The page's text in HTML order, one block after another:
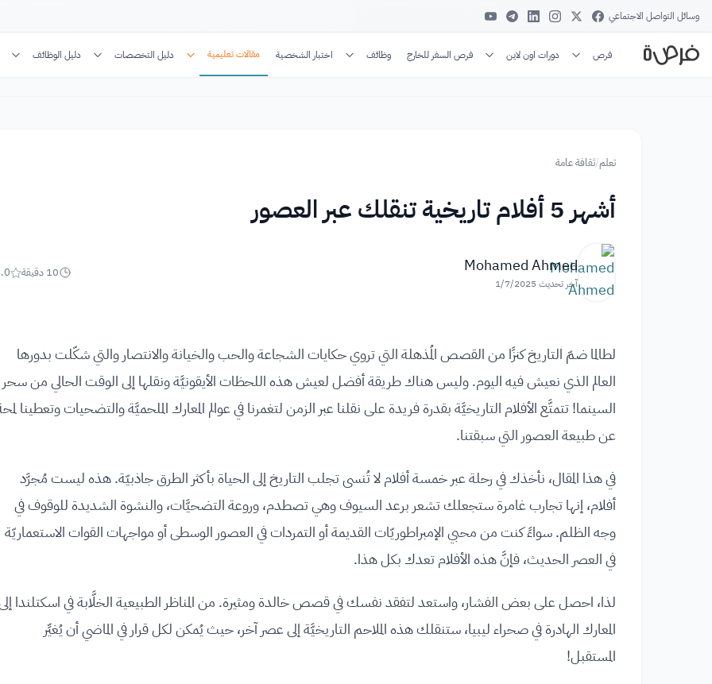
وسائل التواصل الاجتماعي
فرص دورات اون لاين فرص السفر للخارج وظائف اختبار الشخصية مقالات تعليمية دليل التخصصات دليل الوظائف
تعلم/ثقافة عامة
أشهر 5 أفلام تاريخية تنقلك عبر العصور
Mohamed Ahmed
آخر تحديث 1/7/2025
10 دقيقة
لطالما ضمّ التاريخ كنزًا من القصص المُذهلة التي تروي حكايات الشجاعة والحب والخيانة والانتصار والتي شكّلت بدورها
العالم الذي نعيش فيه اليوم. وليس هناك طريقة أفضل لعيش هذه اللحظات الأيقونيَّة ونقلها إلى الوقت الحالي من سحر
السينما! تتمتَّع الأفلام التاريخيَّة بقدرة فريدة على نقلنا عبر الزمن لتغمرنا في عوالم المعارك الملحميَّة والتضحيات وتعطينا
عن طبيعة العصور التي سبقتنا.
في هذا المقال، نأخذك في رحلة عبر خمسة أفلام لا تُنسى تجلب التاريخ إلى الحياة بأكثر الطرق جاذبيّة. هذه ليست مُجرَّد
أفلام، إنها تجارب غامرة ستجعلك تشعر برعد السيوف وهي تصطدم، وروعة التضحيَّات، والنشوة الشديدة للوقوف في
وجه الظلم. سواءً كنت من محبي الإمبراطوريّات القديمة أو التمردات في العصور الوسطى أو مواجهات القوات الاستعماريّة
في العصر الحديث، فإنَّ هذه الأفلام تعدك بكل هذا.
لذا، احصل على بعض الفشار، واستعد لتفقد نفسك في قصص خالدة ومثيرة. من المناظر الطبيعية الخلَّابة في اسكتلندا
المعارك الهادرة في صحراء ليبيا، ستنقلك هذه الملاحم التاريخيَّة إلى عصر آخر، حيث يُمكن لكل قرار في الماضي أن يُغيِّر
المستقبل!